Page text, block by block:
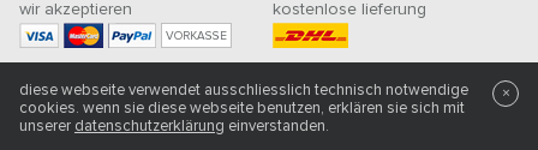
wir akzeptieren
VORKASSE
kostenlose lieferung
500CHF
diese webseite verwendet ausschliesslich technisch notwendige
cookies. wenn sie diese webseite benutzen, erklären sie sich mit
unserer datenschutzerklärung einverstanden.
×